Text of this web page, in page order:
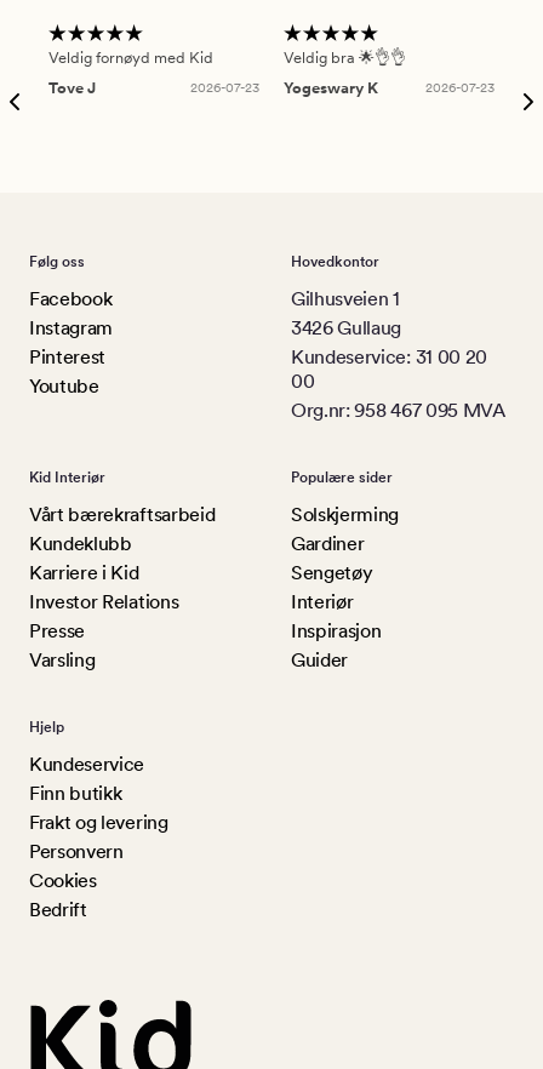
Veldig fornøyd med Kid
Tove J
2026-07-23
Veldig bra 🌟👌👌
Yogeswary K
2026-07-23
Følg oss
Facebook
Instagram
Pinterest
Youtube
Hovedkontor
Gilhusveien 1
3426 Gullaug
Kundeservice: 31 00 20
00
Org.nr: 958 467 095 MVA
Kid Interiør
Vårt bærekraftsarbeid
Kundeklubb
Karriere i Kid
Investor Relations
Presse
Varsling
Populære sider
Solskjerming
Gardiner
Sengetøy
Interiør
Inspirasjon
Guider
Hjelp
Kundeservice
Finn butikk
Frakt og levering
Personvern
Cookies
Bedrift